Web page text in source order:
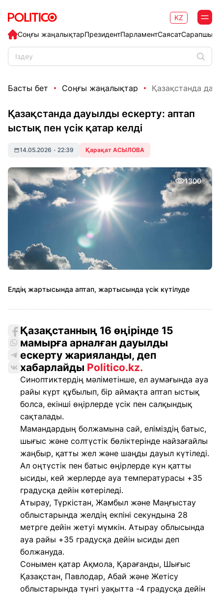
Соңғы жаңалықтарПрезидентПарламентСаясат
KZ
Басты бет Соңғы жаңалықтар Қазақстанда
Қазақстанда дауылды ескерту: аптап
ыстық пен үсік қатар келді
14.05.2026 • 22:39 Қарақат АСЫЛОВА
1300
Елдің жартысында аптап, жартысында үсік күтілуде
Қазақстанның 16 өңірінде 15
мамырға арналған дауылды
ескерту жарияланды, деп
хабарлайды Politico.kz.
Синоптиктердің мәліметінше, ел аумағында ауа
райы күрт құбылып, бір аймақта аптап ыстық
болса, екінші өңірлерде үсік пен салқындық
сақталады.
Мамандардың болжамына сай, еліміздің батыс,
шығыс және солтүстік бөліктерінде найзағайлы
жаңбыр, қатты жел және шаңды дауыл күтіледі.
Ал оңтүстік пен батыс өңірлерде күн қатты
ысиды, кей жерлерде ауа температурасы +35
градусқа дейін көтеріледі.
Атырау, Түркістан, Жамбыл және Маңғыстау
облыстарында желдің екпіні секундына 28
метрге дейін жетуі мүмкін. Атырау облысында
ауа райы +35 градусқа дейін ысиды деп
болжануда.
Сонымен қатар Ақмола, Қарағанды, Шығыс
Қазақстан, Павлодар, Абай және Жетісу
облыстарында түнгі уақытта -4 градусқа дейін